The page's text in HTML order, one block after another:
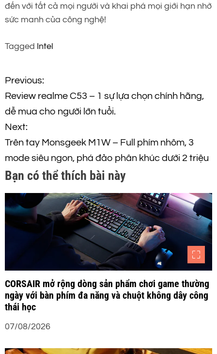
đến với tất cả mọi người và khai phá mọi giới hạn nhờ
sức manh của công nghệ!
Tagged Intel
Đ
i
ề
u
h
ư
ớ
g
b
Previous:
Review realme C53 – 1 sự lựa chọn chính hãng,
dễ mua cho người lớn tuổi.
Next:
Trên tay Monsgeek M1W – Full phím nhôm, 3
mode siêu ngon, phá đảo phân khúc dưới 2 triệu
Bạn có thể thích bài này
CORSAIR mở rộng dòng sản phẩm chơi game thường
ngày với bàn phím đa năng và chuột không dây công
thái học
07/08/2026